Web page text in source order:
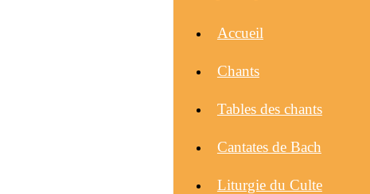
Accueil
Chants
Tables des chants
Cantates de Bach
Liturgie du Culte